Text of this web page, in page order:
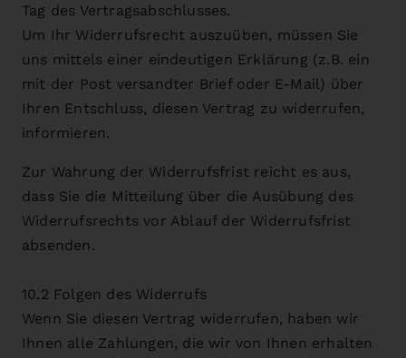
Tag des Vertragsabschlusses.
Um Ihr Widerrufsrecht auszuüben, müssen Sie
uns mittels einer eindeutigen Erklärung (z.B. ein
mit der Post versandter Brief oder E-Mail) über
Ihren Entschluss, diesen Vertrag zu widerrufen,
informieren.
Zur Wahrung der Widerrufsfrist reicht es aus,
dass Sie die Mitteilung über die Ausübung des
Widerrufsrechts vor Ablauf der Widerrufsfrist
absenden.
10.2 Folgen des Widerrufs
Wenn Sie diesen Vertrag widerrufen, haben wir
Ihnen alle Zahlungen, die wir von Ihnen erhalten